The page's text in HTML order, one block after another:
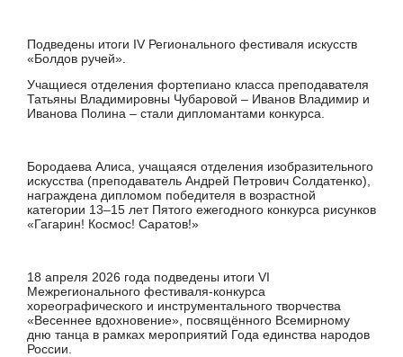
Подведены итоги IV Регионального фестиваля искусств
«Болдов ручей».
Учащиеся отделения фортепиано класса преподавателя
Татьяны Владимировны Чубаровой – Иванов Владимир и
Иванова Полина – стали дипломантами конкурса.
Бородаева Алиса, учащаяся отделения изобразительного
искусства (преподаватель Андрей Петрович Солдатенко),
награждена дипломом победителя в возрастной
категории 13–15 лет Пятого ежегодного конкурса рисунков
«Гагарин! Космос! Саратов!»
18 апреля 2026 года подведены итоги VI
Межрегионального фестиваля-конкурса
хореографического и инструментального творчества
«Весеннее вдохновение», посвящённого Всемирному
дню танца в рамках мероприятий Года единства народов
России.